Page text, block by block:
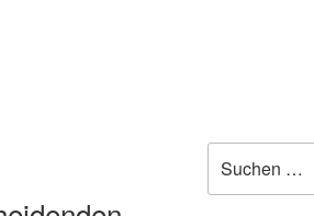
nach: